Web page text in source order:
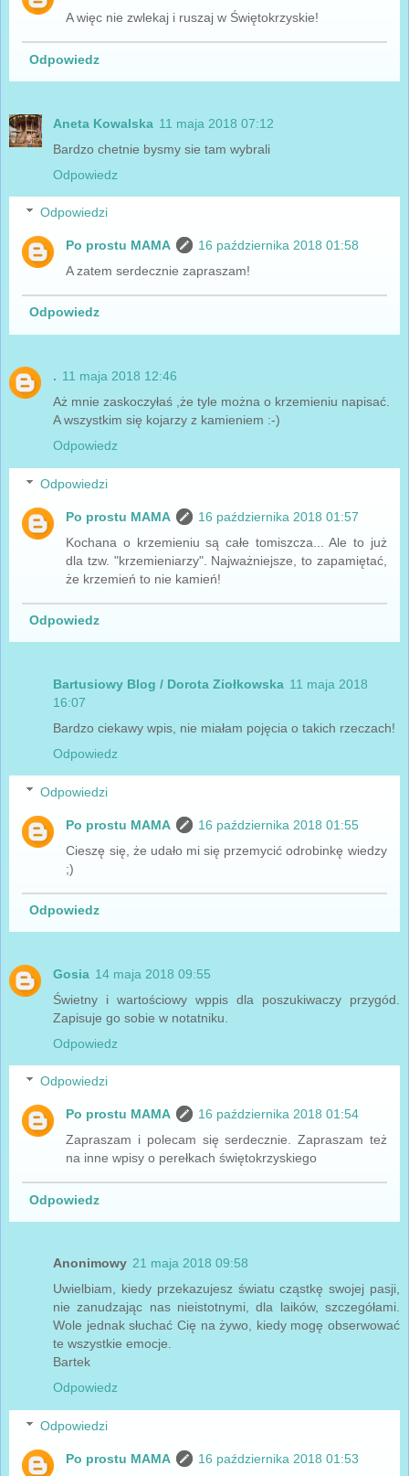
A więc nie zwlekaj i ruszaj w Świętokrzyskie!
Odpowiedz
Aneta Kowalska 11 maja 2018 07:12
Bardzo chetnie bysmy sie tam wybrali
Odpowiedz
Odpowiedzi
Po prostu MAMA
16 października 2018 01:58
A zatem serdecznie zapraszam!
Odpowiedz
. 11 maja 2018 12:46
Aż mnie zaskoczyłaś ,że tyle można o krzemieniu napisać.
A wszystkim się kojarzy z kamieniem :-)
Odpowiedz
Odpowiedzi
Po prostu MAMA
16 października 2018 01:57
Kochana o krzemieniu są całe tomiszcza... Ale to już
dla tzw. "krzemieniarzy". Najważniejsze, to zapamiętać,
że krzemień to nie kamień!
Odpowiedz
Bartusiowy Blog / Dorota Ziołkowska 11 maja 2018
16:07
Bardzo ciekawy wpis, nie miałam pojęcia o takich rzeczach!
Odpowiedz
Odpowiedzi
Po prostu MAMA
16 października 2018 01:55
Cieszę się, że udało mi się przemycić odrobinkę wiedzy
;)
Odpowiedz
Gosia 14 maja 2018 09:55
Świetny i wartościowy wppis dla poszukiwaczy przygód.
Zapisuje go sobie w notatniku.
Odpowiedz
Odpowiedzi
Po prostu MAMA
16 października 2018 01:54
Zapraszam i polecam się serdecznie. Zapraszam też
na inne wpisy o perełkach świętokrzyskiego
Odpowiedz
Anonimowy 21 maja 2018 09:58
Uwielbiam, kiedy przekazujesz światu cząstkę swojej pasji,
nie zanudzając nas nieistotnymi, dla laików, szczegółami.
Wole jednak słuchać Cię na żywo, kiedy mogę obserwować
te wszystkie emocje.
Bartek
Odpowiedz
Odpowiedzi
Po prostu MAMA
16 października 2018 01:53